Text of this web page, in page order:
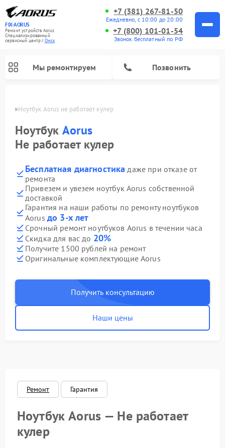
FIX-AORUS
Ремонт устройств Aorus
Специализированный
cервисный центр г.Омск
+7 (381) 267-81-50
Ежедневно, с 10:00 до 20:00
+7 (800) 101-01-54
Звонок бесплатный по РФ
Мы ремонтируем Позвонить
Ноутбук Aorus не работает кулер
Ноутбук Aorus
Не работает кулер
Бесплатная диагностика даже при отказе от
ремонта
Привезем и увезем ноутбук Aorus собственной
доставкой
Гарантия на наши работы по ремонту ноутбуков
Aorus до 3-х лет
Срочный ремонт ноутбуков Aorus в течении часа
Скидка для вас до 20%
Получите 1500 рублей на ремонт
Оригинальные комплектующие Aorus
Получить консультацию
Наши цены
Ремонт Гарантия
Ноутбук Aorus — Не работает
кулер